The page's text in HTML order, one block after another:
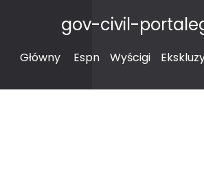
gov-civil-
Główny Espn Wyścigi